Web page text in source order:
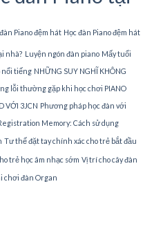
Piano đệm hát Học đàn Piano đệm hát
nhà? Luyện ngón đàn piano Mấy tuổi
nổi tiếng NHỮNG SUY NGHĨ KHÔNG
lỗi thường gặp khi học chơi PIANO
VỚI 3JCN Phương pháp học đàn với
Memory: Cách sử dụng
Tư thế đặt tay chính xác cho trẻ bắt đầu
trẻ học âm nhạc sớm Vị trí cho cây đàn
chơi đàn Organ